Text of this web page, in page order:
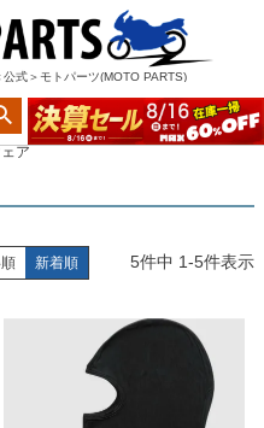
式＞モトパーツ(MOTO PARTS)
ア
新着順 5件中 1-5件表示